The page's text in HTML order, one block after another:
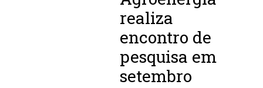
realiza
encontro de
pesquisa em
setembro